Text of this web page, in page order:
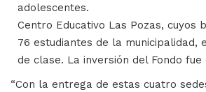
adolescentes.
Centro Educativo Las Pozas, cuyos
76 estudiantes de la municipalidad,
de clase. La inversión del Fondo fue
“Con la entrega de estas cuatro